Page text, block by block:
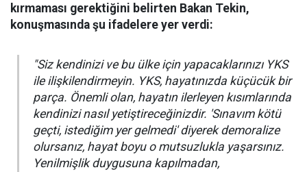
kırmaması gerektiğini belirten Bakan Tekin,
konuşmasında şu ifadelere yer verdi:
"Siz kendinizi ve bu ülke için yapacaklarınızı YKS
ile ilişkilendirmeyin. YKS, hayatınızda küçücük bir
parça. Önemli olan, hayatın ilerleyen kısımlarında
kendinizi nasıl yetiştireceğinizdir. 'Sınavım kötü
geçti, istediğim yer gelmedi' diyerek demoralize
olursanız, hayat boyu o mutsuzlukla yaşarsınız.
Yenilmişlik duygusuna kapılmadan,